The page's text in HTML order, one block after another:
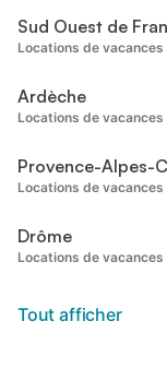
Sud Ouest de
Locations de vacances
Ardèche
Locations de vacances
Provence-Alpes-
Locations de vacances
Drôme
Locations de vacances
Tout afficher